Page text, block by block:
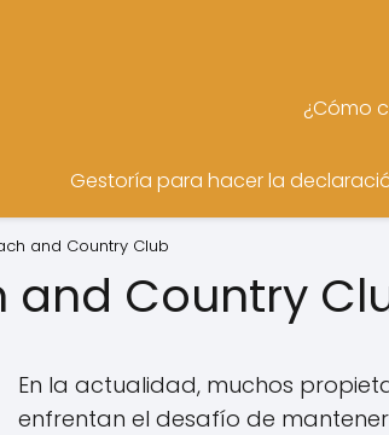
¿Cómo
Gestoría para hacer la
and Country Club
and Country
En la actualidad, muchos
enfrentan el desafío de